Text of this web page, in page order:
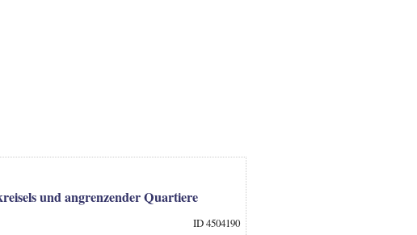
und angrenzender Quartiere
ID 4504190